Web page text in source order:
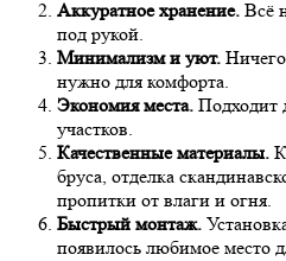
Аккуратное хранение. Всё
под рукой.
Минимализм и уют.
нужно для комфорта.
Экономия места. Подходит
участков.
Качественные материалы.
бруса, отделка
пропитки от влаги и огня.
Быстрый монтаж.
появилось любимое место